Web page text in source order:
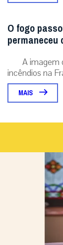
O fogo
permaneceu
A imagem
incêndios na
MAIS